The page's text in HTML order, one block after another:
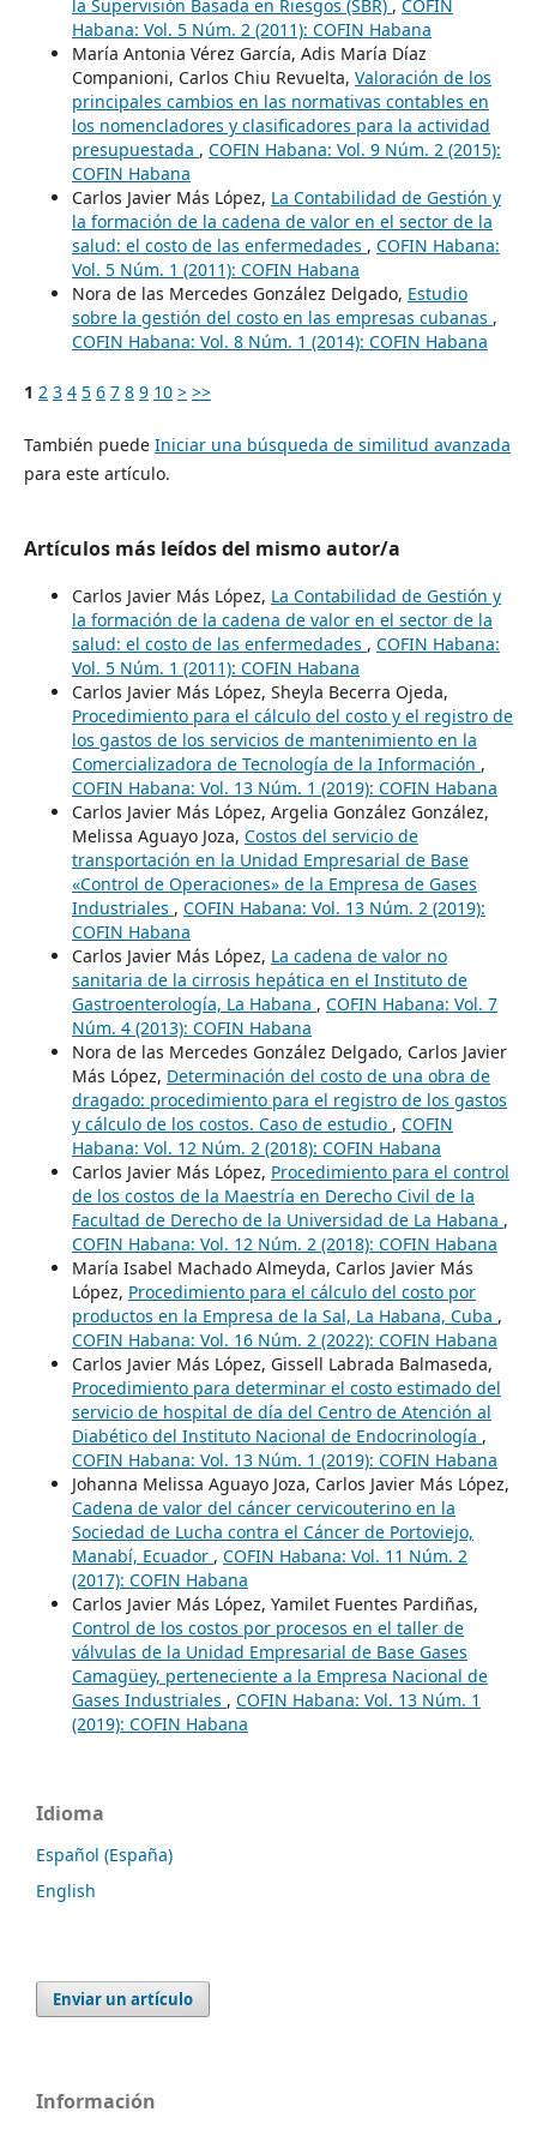
la Supervisión Basada en Riesgos (SBR) , COFIN
Habana: Vol. 5 Núm. 2 (2011): COFIN Habana
María Antonia Vérez García, Adis María Díaz
Companioni, Carlos Chiu Revuelta, Valoración de los
principales cambios en las normativas contables en
los nomencladores y clasificadores para la actividad
presupuestada , COFIN Habana: Vol. 9 Núm. 2 (2015):
COFIN Habana
Carlos Javier Más López, La Contabilidad de Gestión y
la formación de la cadena de valor en el sector de la
salud: el costo de las enfermedades , COFIN Habana:
Vol. 5 Núm. 1 (2011): COFIN Habana
Nora de las Mercedes González Delgado, Estudio
sobre la gestión del costo en las empresas cubanas ,
COFIN Habana: Vol. 8 Núm. 1 (2014): COFIN Habana
1 2 3 4 5 6 7 8 9 10 > >>
También puede Iniciar una búsqueda de similitud avanzada
para este artículo.
Artículos más leídos del mismo autor/a
Carlos Javier Más López, La Contabilidad de Gestión y
la formación de la cadena de valor en el sector de la
salud: el costo de las enfermedades , COFIN Habana:
Vol. 5 Núm. 1 (2011): COFIN Habana
Carlos Javier Más López, Sheyla Becerra Ojeda,
Procedimiento para el cálculo del costo y el registro de
los gastos de los servicios de mantenimiento en la
Comercializadora de Tecnología de la Información ,
COFIN Habana: Vol. 13 Núm. 1 (2019): COFIN Habana
Carlos Javier Más López, Argelia González González,
Melissa Aguayo Joza, Costos del servicio de
transportación en la Unidad Empresarial de Base
«Control de Operaciones» de la Empresa de Gases
Industriales , COFIN Habana: Vol. 13 Núm. 2 (2019):
COFIN Habana
Carlos Javier Más López, La cadena de valor no
sanitaria de la cirrosis hepática en el Instituto de
Gastroenterología, La Habana , COFIN Habana: Vol. 7
Núm. 4 (2013): COFIN Habana
Nora de las Mercedes González Delgado, Carlos Javier
Más López, Determinación del costo de una obra de
dragado: procedimiento para el registro de los gastos
y cálculo de los costos. Caso de estudio , COFIN
Habana: Vol. 12 Núm. 2 (2018): COFIN Habana
Carlos Javier Más López, Procedimiento para el control
de los costos de la Maestría en Derecho Civil de la
Facultad de Derecho de la Universidad de La Habana ,
COFIN Habana: Vol. 12 Núm. 2 (2018): COFIN Habana
María Isabel Machado Almeyda, Carlos Javier Más
López, Procedimiento para el cálculo del costo por
productos en la Empresa de la Sal, La Habana, Cuba ,
COFIN Habana: Vol. 16 Núm. 2 (2022): COFIN Habana
Carlos Javier Más López, Gissell Labrada Balmaseda,
Procedimiento para determinar el costo estimado del
servicio de hospital de día del Centro de Atención al
Diabético del Instituto Nacional de Endocrinología ,
COFIN Habana: Vol. 13 Núm. 1 (2019): COFIN Habana
Johanna Melissa Aguayo Joza, Carlos Javier Más López,
Cadena de valor del cáncer cervicouterino en la
Sociedad de Lucha contra el Cáncer de Portoviejo,
Manabí, Ecuador , COFIN Habana: Vol. 11 Núm. 2
(2017): COFIN Habana
Carlos Javier Más López, Yamilet Fuentes Pardiñas,
Control de los costos por procesos en el taller de
válvulas de la Unidad Empresarial de Base Gases
Camagüey, perteneciente a la Empresa Nacional de
Gases Industriales , COFIN Habana: Vol. 13 Núm. 1
(2019): COFIN Habana
Idioma
Español (España)
English
Enviar un artículo
Información